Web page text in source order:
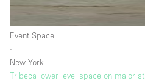
Event Space
∙
New York
Tribeca lower level space on major